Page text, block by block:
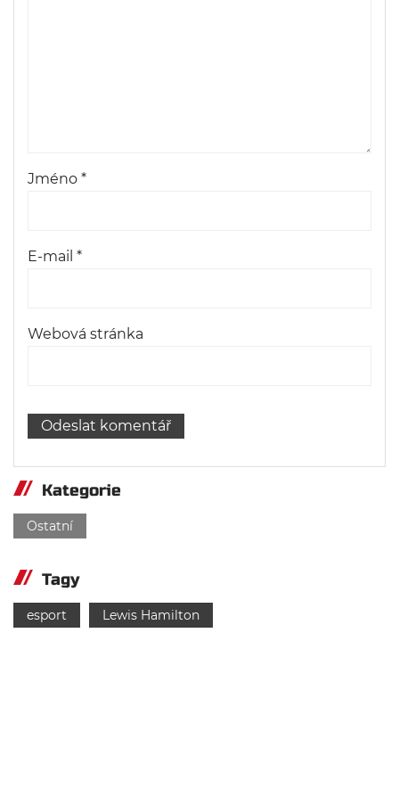
Jméno *
E-mail *
Webová stránka
Kategorie
Ostatní
Tagy
esport Lewis Hamilton